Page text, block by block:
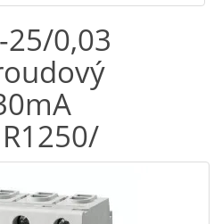
25/0,03